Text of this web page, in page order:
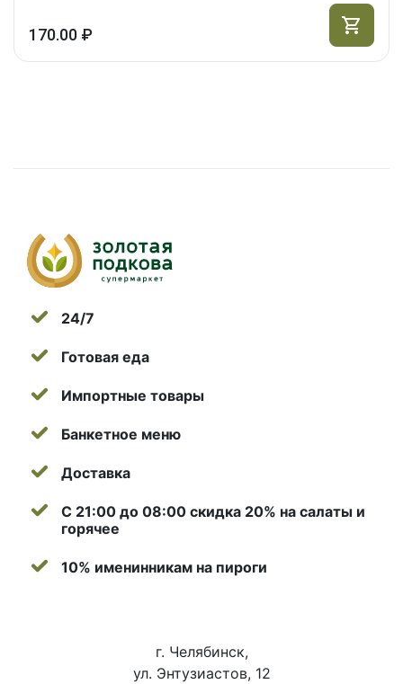
170.00 ₽
24/7
Готовая еда
Импортные товары
Банкетное меню
Доставка
С 21:00 до 08:00 скидка 20% на салаты и
горячее
10% именинникам на пироги
г. Челябинск,
ул. Энтузиастов, 12